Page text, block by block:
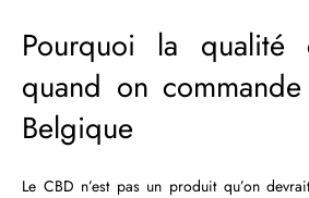
Pourquoi la qualité
quand on
Belgique
Le CBD n’est pas un produit qu’on